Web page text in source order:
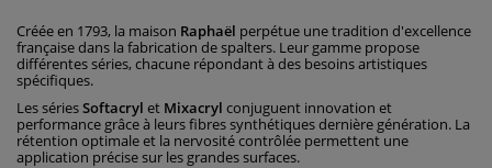
Créée en 1793, la maison Raphaël perpétue une tradition d'excellence
française dans la fabrication de spalters. Leur gamme propose
différentes séries, chacune répondant à des besoins artistiques
spécifiques.
Les sériesSoftacryl et Mixacryl conjuguent innovation et
performance grâce à leurs fibres synthétiques dernière génération. La
rétention optimale et la nervosité contrôlée permettent une
application précise sur les grandes surfaces.